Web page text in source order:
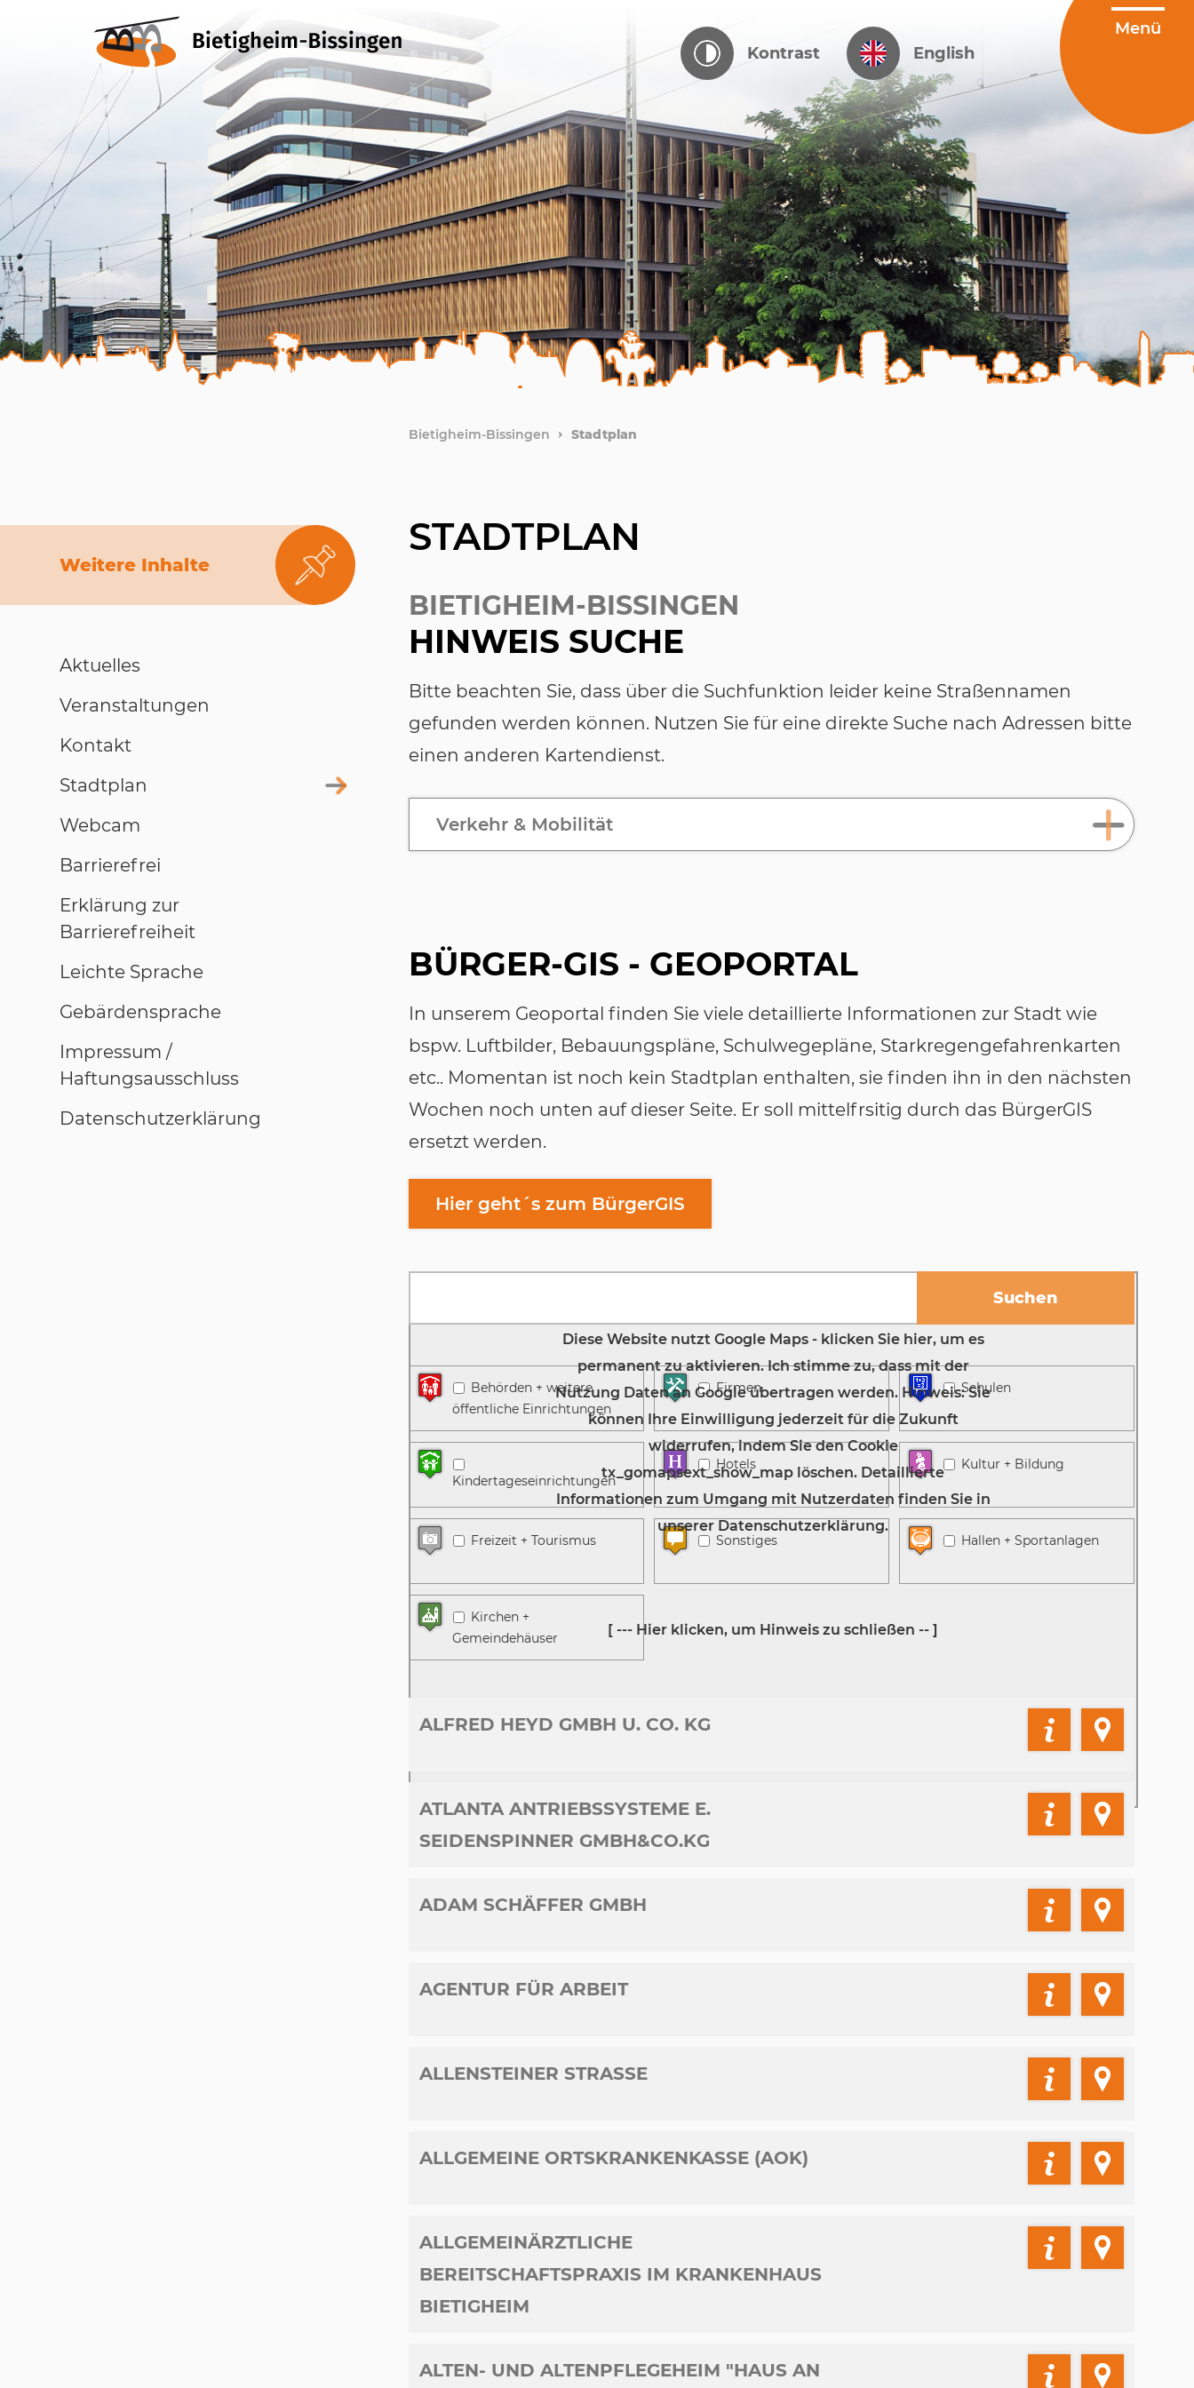
Kontrast English
Bietigheim-Bissingen Stadtplan
STADTPLAN
BIETIGHEIM-BISSINGEN
HINWEIS SUCHE
Bitte beachten Sie, dass über die Suchfunktion leider keine Straßennamen
gefunden werden können. Nutzen Sie für eine direkte Suche nach Adressen bitte
einen anderen Kartendienst.
Verkehr & Mobilität
BÜRGER-GIS - GEOPORTAL
In unserem Geoportal finden Sie viele detaillierte Informationen zur Stadt wie
bspw. Luftbilder, Bebauungspläne, Schulwegepläne, Starkregengefahrenkarten
etc.. Momentan ist noch kein Stadtplan enthalten, sie finden ihn in den nächsten
Wochen noch unten auf dieser Seite. Er soll mittelfrsitig durch das BürgerGIS
ersetzt werden.
Hier geht´s zum BürgerGIS
Behörden + weitere
öffentliche Einrichtungen
Firmen Schulen
Kindertageseinrichtungen
Hotels Kultur + Bildung
Freizeit + Tourismus Sonstiges Hallen + Sportanlagen
Kirchen +
Gemeindehäuser
ALFRED HEYD GMBH U. CO. KG
ATLANTA ANTRIEBSSYSTEME E.
SEIDENSPINNER GMBH&CO.KG
ADAM SCHÄFFER GMBH
AGENTUR FÜR ARBEIT
ALLENSTEINER STRASSE
ALLGEMEINE ORTSKRANKENKASSE (AOK)
ALLGEMEINÄRZTLICHE
BEREITSCHAFTSPRAXIS IM KRANKENHAUS
BIETIGHEIM
ALTEN- UND ALTENPFLEGEHEIM "HAUS AN
Weitere Inhalte
Aktuelles
Veranstaltungen
Kontakt
Stadtplan
Webcam
Barrierefrei
Erklärung zur
Barrierefreiheit
Leichte Sprache
Gebärdensprache
Impressum /
Haftungsausschluss
Datenschutzerklärung